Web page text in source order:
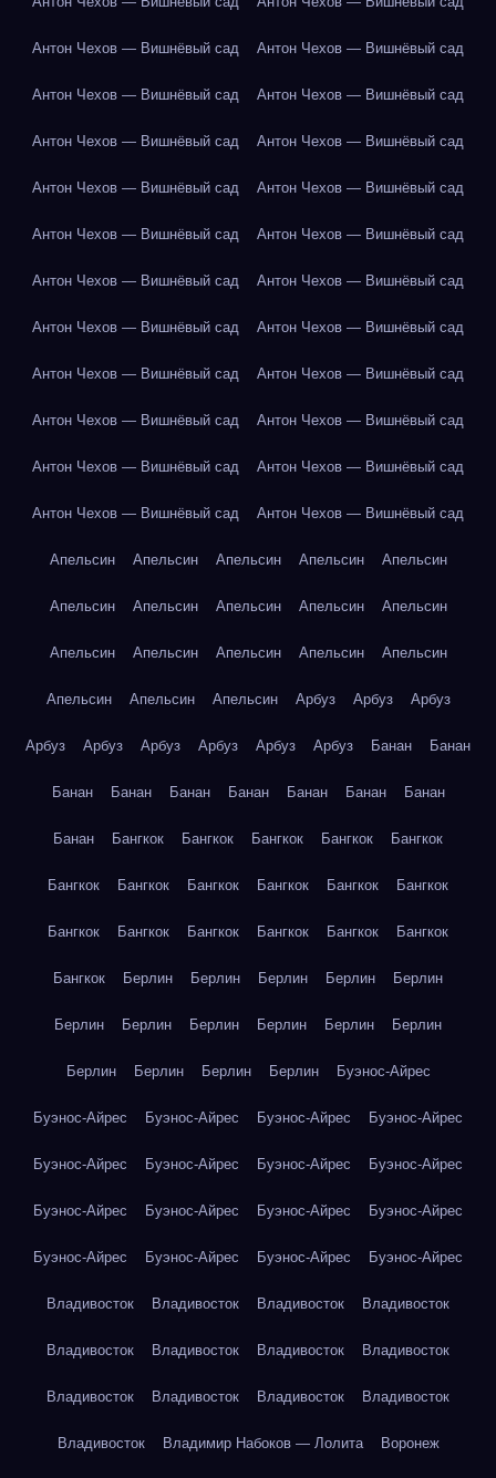
Антон Чехов — Вишнёвый сад Антон Чехов — Вишнёвый сад
Антон Чехов — Вишнёвый сад Антон Чехов — Вишнёвый сад
Антон Чехов — Вишнёвый сад Антон Чехов — Вишнёвый сад
Антон Чехов — Вишнёвый сад Антон Чехов — Вишнёвый сад
Антон Чехов — Вишнёвый сад Антон Чехов — Вишнёвый сад
Антон Чехов — Вишнёвый сад Антон Чехов — Вишнёвый сад
Антон Чехов — Вишнёвый сад Антон Чехов — Вишнёвый сад
Антон Чехов — Вишнёвый сад Антон Чехов — Вишнёвый сад
Антон Чехов — Вишнёвый сад Антон Чехов — Вишнёвый сад
Антон Чехов — Вишнёвый сад Антон Чехов — Вишнёвый сад
Антон Чехов — Вишнёвый сад Антон Чехов — Вишнёвый сад
Апельсин Апельсин Апельсин Апельсин Апельсин
Апельсин Апельсин Апельсин Апельсин Апельсин
Апельсин Апельсин Апельсин Апельсин Апельсин
Апельсин Апельсин Апельсин Арбуз Арбуз Арбуз
Арбуз Арбуз Арбуз Арбуз Арбуз Арбуз Банан Банан
Банан Банан Банан Банан Банан Банан Банан
Банан Бангкок Бангкок Бангкок Бангкок Бангкок
Бангкок Бангкок Бангкок Бангкок Бангкок Бангкок
Бангкок Бангкок Бангкок Бангкок Бангкок Бангкок
Бангкок Берлин Берлин Берлин Берлин Берлин
Берлин Берлин Берлин Берлин Берлин Берлин
Берлин Берлин Берлин Берлин Буэнос-Айрес
Буэнос-Айрес Буэнос-Айрес Буэнос-Айрес Буэнос-Айрес
Буэнос-Айрес Буэнос-Айрес Буэнос-Айрес Буэнос-Айрес
Буэнос-Айрес Буэнос-Айрес Буэнос-Айрес Буэнос-Айрес
Буэнос-Айрес Буэнос-Айрес Буэнос-Айрес Буэнос-Айрес
Владивосток Владивосток Владивосток Владивосток
Владивосток Владивосток Владивосток Владивосток
Владивосток Владивосток Владивосток Владивосток
Владивосток Владимир Набоков — Лолита Воронеж